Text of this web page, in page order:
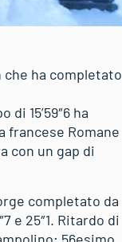
che ha completato
15’59″6 ha
francese Romane
con un gap di
completato da
e 25″1. Ritardo di